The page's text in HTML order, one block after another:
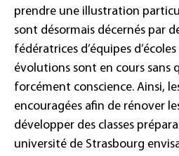
prendre une illustration
sont désormais décernés par
fédératrices d’équipes
évolutions sont en cours sans
forcément conscience. Ainsi,
encouragées afin de rénover
développer des classes
université de Strasbourg